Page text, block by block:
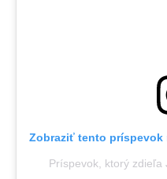
Zobraziť tento príspevok
Príspevok, ktorý zdieľa